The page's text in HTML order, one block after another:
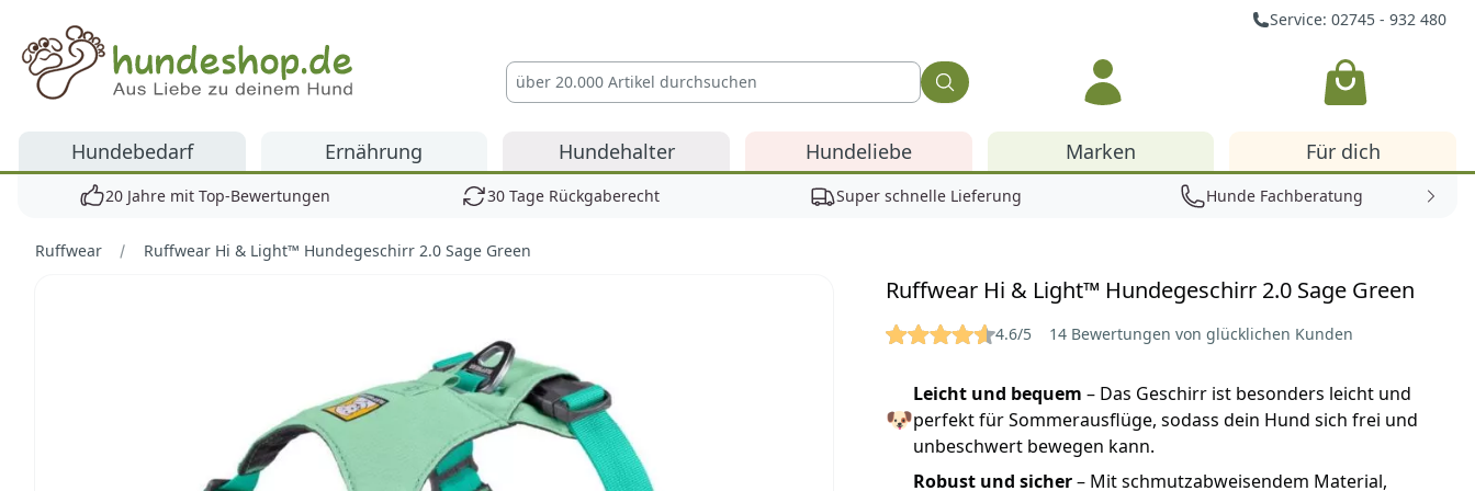
Service: 02745 - 932 480
Hundeshop.de
Warenkorb
Hundebedarf Ernährung Hundehalter Hundeliebe Marken Für dich
20 Jahre mit Top-Bewertungen 30 Tage Rückgaberecht Super schnelle Lieferung Hunde Fachberatung
Ruffwear Ruffwear Hi & Light™ Hundegeschirr 2.0 Sage Green
Ruffwear Hi & Light™ Hundegeschirr 2.0 Sage Green
Reviews 4.6/5 14 Bewertungen von glücklichen Kunden
🐶
Leicht und bequem – Das Geschirr ist besonders leicht und
perfekt für Sommerausflüge, sodass dein Hund sich frei und
unbeschwert bewegen kann.
Robust und sicher– Mit schmutzabweisendem Material,